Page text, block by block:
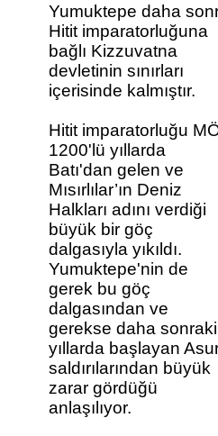
Yumuktepe daha
Hitit imparatorluğuna
bağlı Kizzuvatna
devletinin sınırları
içerisinde kalmıştır.
Hitit imparatorluğu
1200'lü yıllarda
Batı'dan gelen ve
Mısırlılar’ın Deniz
Halkları adını verdiği
büyük bir göç
dalgasıyla yıkıldı.
Yumuktepe'nin de
gerek bu göç
dalgasından ve
gerekse daha sonraki
yıllarda başlayan
saldırılarından büyük
zarar gördüğü
anlaşılıyor.